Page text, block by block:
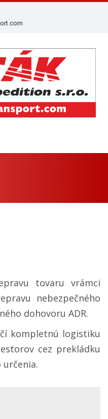
tovaru vrámci
nebezpečného
dohovoru ADR.
kompletnú logistiku
cez prekládku